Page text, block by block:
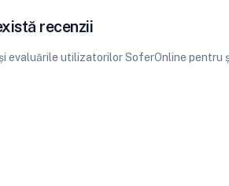
recenzii
evaluările utilizatorilor SoferOnline pentru